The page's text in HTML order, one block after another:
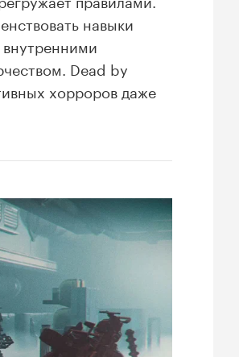
навыки
Dead by
хорроров даже